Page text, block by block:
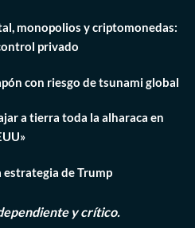
monopolios y criptomonedas:
privado
con riesgo de tsunami global
a tierra toda la alharaca en
estrategia de Trump
y crítico.